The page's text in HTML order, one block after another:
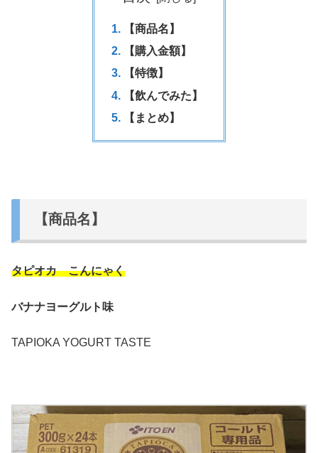
【商品名】
【購入金額】
【特徴】
【飲んでみた】
【まとめ】
【商品名】
タピオカ こんにゃく
バナナヨーグルト味
TAPIOKA YOGURT TASTE